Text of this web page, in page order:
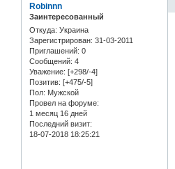
Robinnn
Заинтересованный
Откуда: Украина
Зарегистрирован: 31-03-2011
Приглашений: 0
Сообщений: 4
Уважение: [+298/-4]
Позитив: [+475/-5]
Пол: Мужской
Провел на форуме:
1 месяц 16 дней
Последний визит:
18-07-2018 18:25:21